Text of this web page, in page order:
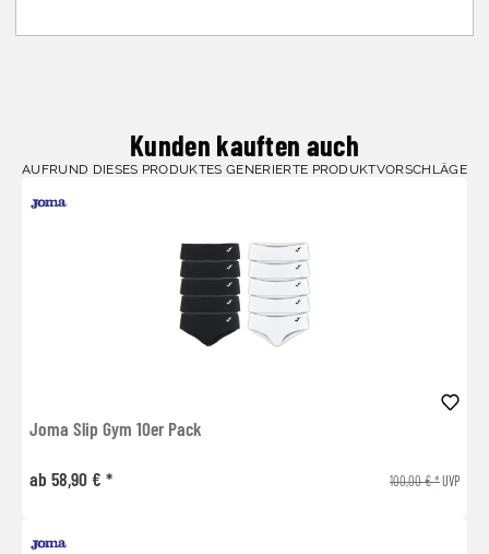
Kunden kauften auch
AUFRUND DIESES PRODUKTES GENERIERTE PRODUKTVORSCHLÄGE
Joma Slip Gym 10er Pack
ab 58,90 € * 100,00 € *UVP